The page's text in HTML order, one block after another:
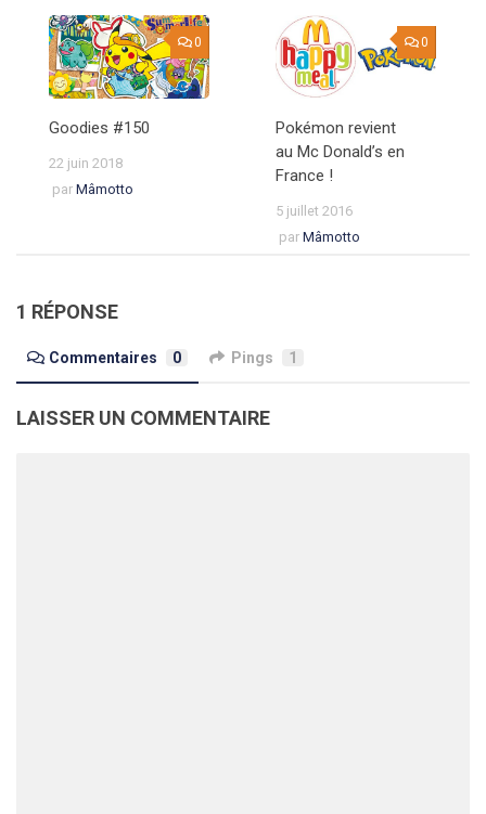
0
Goodies #150
22 juin 2018
par Mâmotto
0
Pokémon revient
au Mc Donald’s en
France !
5 juillet 2016
par Mâmotto
1 RÉPONSE
Commentaires 0 Pings 1
LAISSER UN COMMENTAIRE